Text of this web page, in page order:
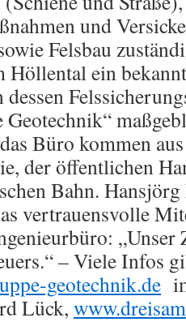
und
Felsbau
Höllental ein
Geotechnik“
Büro kommen
der öffentlichen
Bahn.
vertrauensvolle
– Viele Infos
geotechnik.de
Lück,